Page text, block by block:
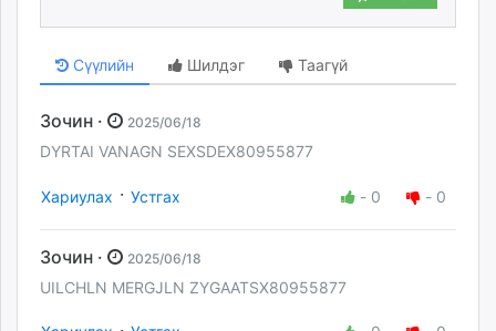
Сүүлийн Шилдэг Таагүй
Зочин · 2025/06/18
DYRTAI VANAGN SEXSDEX80955877
Хариулах · Устгах - 0 - 0
Зочин · 2025/06/18
UILCHLN MERGJLN ZYGAATSX80955877